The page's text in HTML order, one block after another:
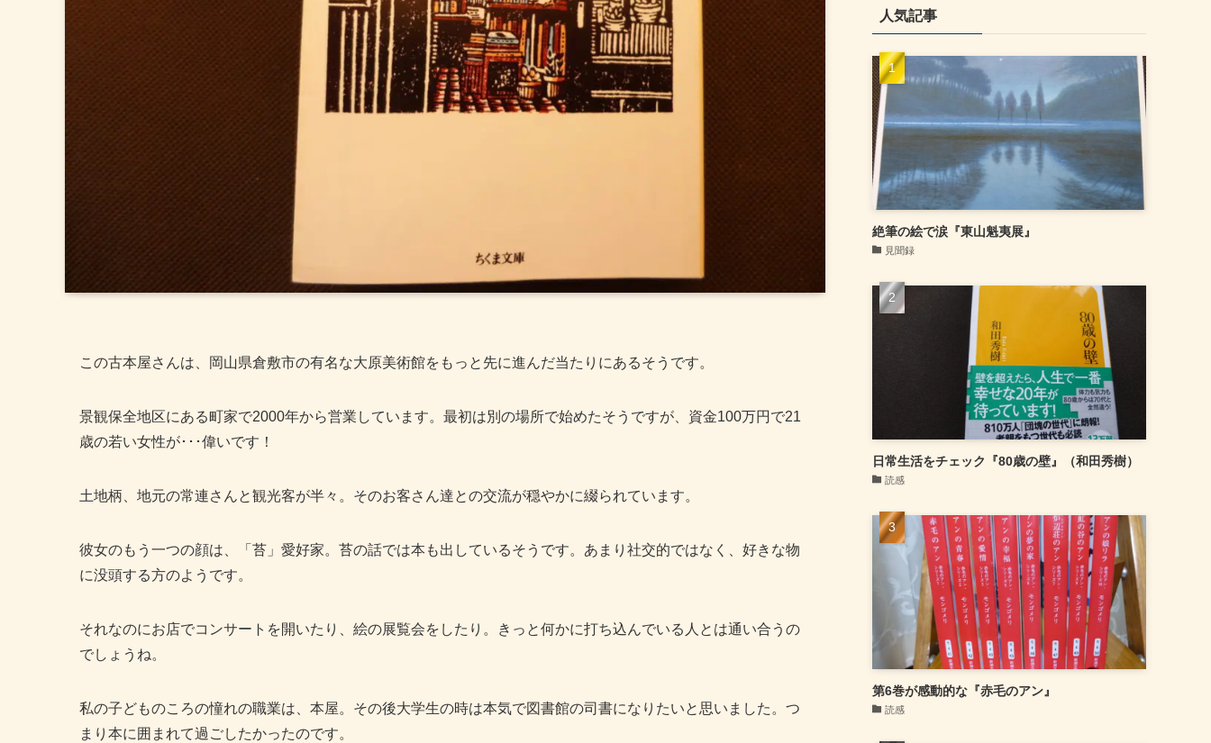
この古本屋さんは、岡山県倉敷市の有名な大原美術館をもっと先に進んだ当たりにあるそうです。
景観保全地区にある町家で2000年から営業しています。最初は別の場所で始めたそうですが、資金100万円で21
歳の若い女性が･･･偉いです！
土地柄、地元の常連さんと観光客が半々。そのお客さん達との交流が穏やかに綴られています。
彼女のもう一つの顔は、「苔」愛好家。苔の話では本も出しているそうです。あまり社交的ではなく、好きな物
に没頭する方のようです。
それなのにお店でコンサートを開いたり、絵の展覧会をしたり。きっと何かに打ち込んでいる人とは通い合うの
でしょうね。
私の子どものころの憧れの職業は、本屋。その後大学生の時は本気で図書館の司書になりたいと思いました。つ
まり本に囲まれて過ごしたかったのです。
人気記事
絶筆の絵で涙『東山魁夷展』
見聞録
日常生活をチェック『80歳の壁』（和田秀樹）
読感
第6巻が感動的な『赤毛のアン』
読感